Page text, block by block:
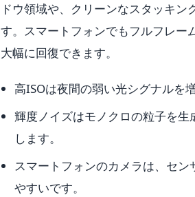
ドウ領域や、クリーンなスタッキ
す。スマートフォンでもフルフレ
大幅に回復できます。
高ISOは夜間の弱い光シグナルを
輝度ノイズはモノクロの粒子を
します。
スマートフォンのカメラは、セ
やすいです。